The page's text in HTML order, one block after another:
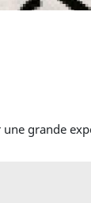
grande